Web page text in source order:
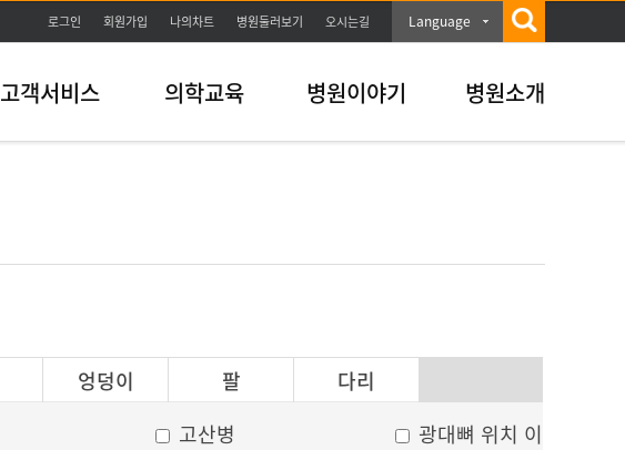
로그인 회원가입 나의차트 병원둘러보기 오시는길 Language
고객서비스 의학교육 병원이야기 병원소개
엉덩이 팔
다리
고산병
광대뼈 위치 이상